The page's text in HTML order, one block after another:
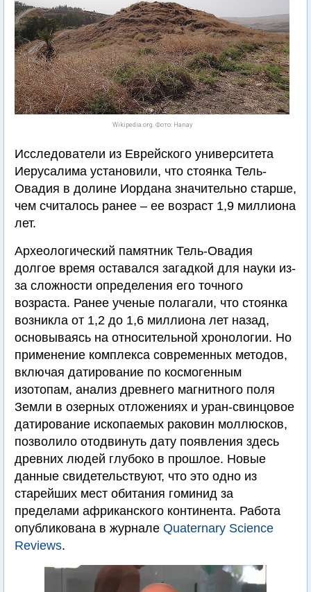
Wikipedia.org. Фото: Hanay
Исследователи из Еврейского университета
Иерусалима установили, что стоянка Тель-
Овадия в долине Иордана значительно старше,
чем считалось ранее – ее возраст 1,9 миллиона
лет.
Археологический памятник Тель-Овадия
долгое время оставался загадкой для науки из-
за сложности определения его точного
возраста. Ранее ученые полагали, что стоянка
возникла от 1,2 до 1,6 миллиона лет назад,
основываясь на относительной хронологии. Но
применение комплекса современных методов,
включая датирование по космогенным
изотопам, анализ древнего магнитного поля
Земли в озерных отложениях и уран-свинцовое
датирование ископаемых раковин моллюсков,
позволило отодвинуть дату появления здесь
древних людей глубоко в прошлое. Новые
данные свидетельствуют, что это одно из
старейших мест обитания гоминид за
пределами африканского континента. Работа
опубликована в журнале Quaternary Science
Reviews.